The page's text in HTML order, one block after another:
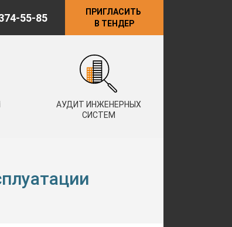
55-85
ПРИГЛАСИТЬ
В ТЕНДЕР
АУДИТ ИНЖЕНЕРНЫХ
СИСТЕМ